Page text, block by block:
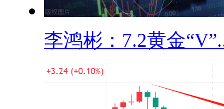
李鸿彬：7.2黄金